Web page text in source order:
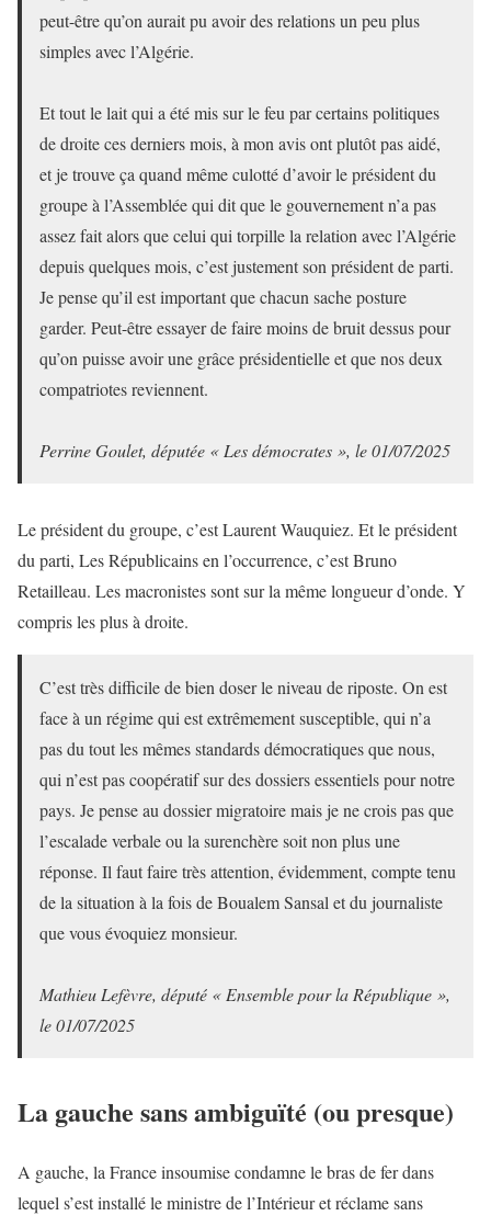
peut-être qu’on aurait pu avoir des relations un peu plus
simples avec l’Algérie.
Et tout le lait qui a été mis sur le feu par certains politiques
de droite ces derniers mois, à mon avis ont plutôt pas aidé,
et je trouve ça quand même culotté d’avoir le président du
groupe à l’Assemblée qui dit que le gouvernement n’a pas
assez fait alors que celui qui torpille la relation avec l’Algérie
depuis quelques mois, c’est justement son président de parti.
Je pense qu’il est important que chacun sache posture
garder. Peut-être essayer de faire moins de bruit dessus pour
qu’on puisse avoir une grâce présidentielle et que nos deux
compatriotes reviennent.
Perrine Goulet, députée « Les démocrates », le 01/07/2025
Le président du groupe, c’est Laurent Wauquiez. Et le président
du parti, Les Républicains en l’occurrence, c’est Bruno
Retailleau. Les macronistes sont sur la même longueur d’onde. Y
compris les plus à droite.
C’est très difficile de bien doser le niveau de riposte. On est
face à un régime qui est extrêmement susceptible, qui n’a
pas du tout les mêmes standards démocratiques que nous,
qui n’est pas coopératif sur des dossiers essentiels pour notre
pays. Je pense au dossier migratoire mais je ne crois pas que
l’escalade verbale ou la surenchère soit non plus une
réponse. Il faut faire très attention, évidemment, compte tenu
de la situation à la fois de Boualem Sansal et du journaliste
que vous évoquiez monsieur.
Mathieu Lefèvre, député « Ensemble pour la République »,
le 01/07/2025
La gauche sans ambiguïté (ou presque)
A gauche, la France insoumise condamne le bras de fer dans
lequel s’est installé le ministre de l’Intérieur et réclame sans